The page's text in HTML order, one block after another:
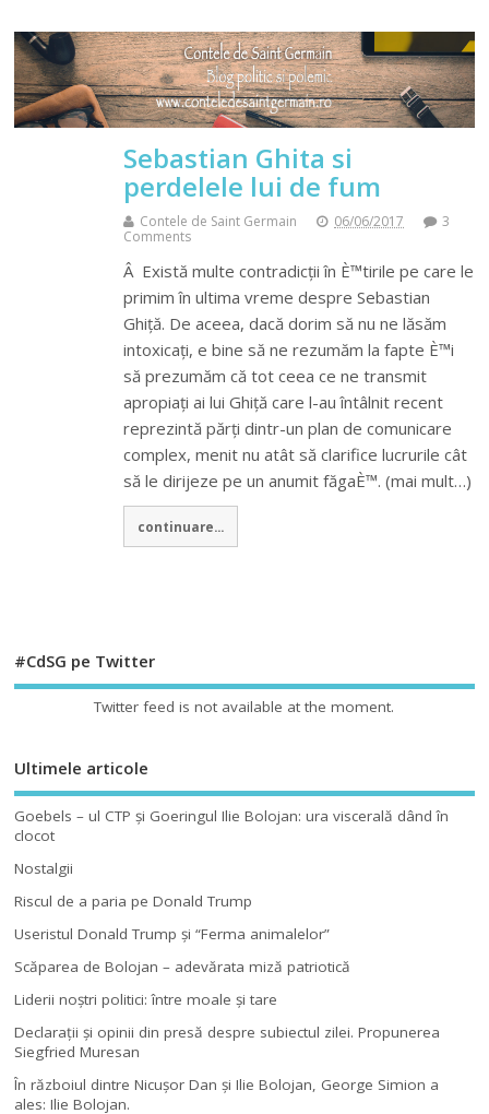
Sebastian Ghita si
perdelele lui de fum
Contele de Saint Germain 06/06/2017
3
Comments
Â Există multe contradicții în È™tirile pe care le
primim în ultima vreme despre Sebastian
Ghiță. De aceea, dacă dorim să nu ne lăsăm
intoxicați, e bine să ne rezumăm la fapte È™i
să prezumăm că tot ceea ce ne transmit
apropiați ai lui Ghiță care l-au întâlnit recent
reprezintă părți dintr-un plan de comunicare
complex, menit nu atât să clarifice lucrurile cât
să le dirijeze pe un anumit făgaÈ™. (mai mult…)
continuare...
#CdSG pe Twitter
Twitter feed is not available at the moment.
Ultimele articole
Goebels – ul CTP şi Goeringul Ilie Bolojan: ura viscerală dând în
clocot
Nostalgii
Riscul de a paria pe Donald Trump
Useristul Donald Trump şi “Ferma animalelor”
Scăparea de Bolojan – adevărata miză patriotică
Liderii noştri politici: între moale şi tare
Declaraţii şi opinii din presă despre subiectul zilei. Propunerea
Siegfried Muresan
În războiul dintre Nicuşor Dan şi Ilie Bolojan, George Simion a
ales: Ilie Bolojan.